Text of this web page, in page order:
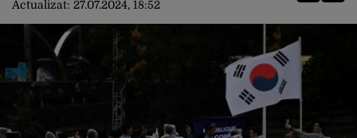
Actualizat: 27.07.2024, 18:52